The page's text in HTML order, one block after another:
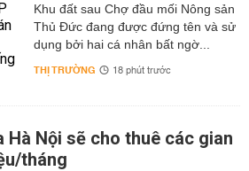
gây COVID-19.
bệnh nặng là BN 436, BN 438, BN
418 đều là những bệnh nhân
lý nền đi kèm, trong đó ca bệnh
Khu đất sau Chợ đầu mối Nông sản
Thủ Đức đang được đứng tên và sử
dụng bởi hai cá nhân bất ngờ...
THỊ TRƯỜNG 18 phút trước
Hà Nội sẽ cho thuê các gian
tháng